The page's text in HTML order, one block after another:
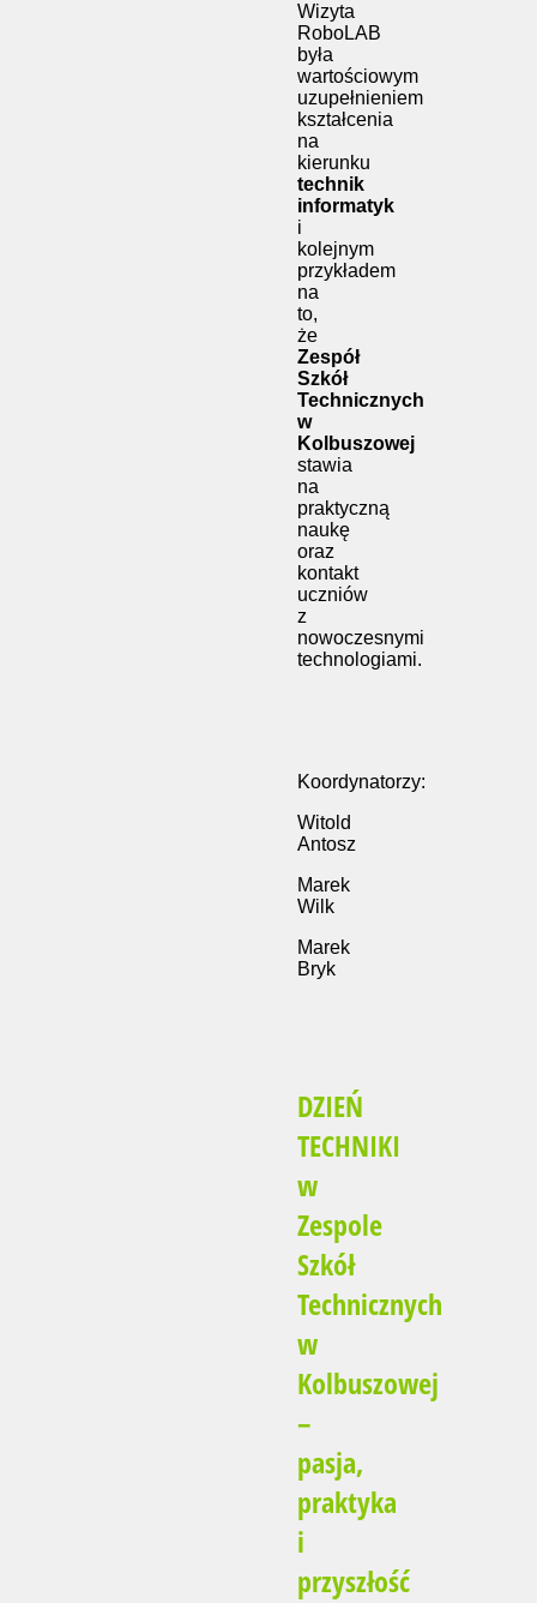
Wizyta
RoboLAB
była
wartościowym
uzupełnieniem
kształcenia
na
kierunku
technik
informatyk
i
kolejnym
przykładem
na
to,
że
Zespół
Szkół
Technicznych
w
Kolbuszowej
stawia
na
praktyczną
naukę
oraz
kontakt
uczniów
z
nowoczesnymi
technologiami.
Koordynatorzy:
Witold
Antosz
Marek
Wilk
Marek
Bryk
DZIEŃ
TECHNIKI
w
Zespole
Szkół
Technicznych
w
Kolbuszowej
–
pasja,
praktyka
i
przyszłość